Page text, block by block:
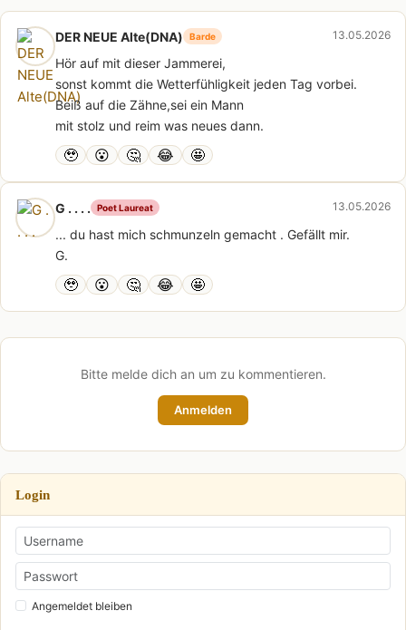
DER NEUE Alte(DNA) Barde 13.05.2026
Hör auf mit dieser Jammerei,
sonst kommt die Wetterfühligkeit jeden Tag vorbei.
Beiß auf die Zähne,sei ein Mann
mit stolz und reim was neues dann.
🥹 😮 🤔 😂 🤩
G . . . . Poet Laureat 13.05.2026
... du hast mich schmunzeln gemacht . Gefällt mir.
G.
🥹 😮 🤔 😂 🤩
Bitte melde dich an um zu kommentieren.
Anmelden
Login
Angemeldet bleiben